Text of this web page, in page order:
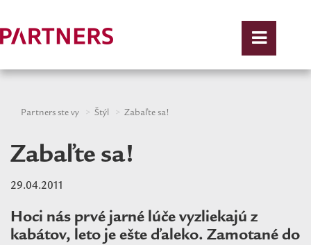
Partners ste vy Štýl Zabaľte sa!
Zabaľte sa!
29.04.2011
Hoci nás prvé jarné lúče vyzliekajú z
kabátov, leto je ešte ďaleko. Zamotané do